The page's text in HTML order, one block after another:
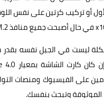
ليست في الجيل نفسه بقدر
على الفيسبوك ومنصات
الموثوقة وتبحث بنفسك.